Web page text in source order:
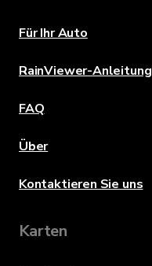
Für Ihr Auto
RainViewer-Anleitung
FAQ
Über
Kontaktieren Sie uns
Karten